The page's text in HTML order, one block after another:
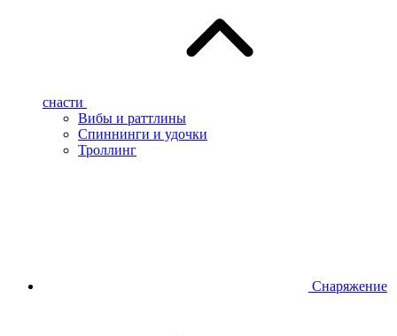
снасти
Вибы и раттлины
Спиннинги и удочки
Троллинг
Снаряжение